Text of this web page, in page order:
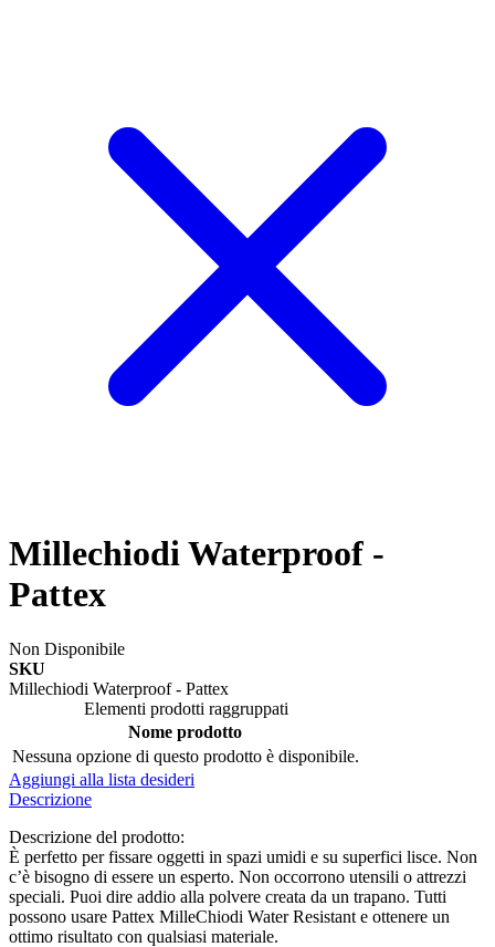
Millechiodi Waterproof -
Pattex
Non Disponibile
SKU
Millechiodi Waterproof - Pattex
Elementi prodotti raggruppati
Nome prodotto
Nessuna opzione di questo prodotto è disponibile.
Aggiungi alla lista desideri
Descrizione
Descrizione del prodotto:
È perfetto per fissare oggetti in spazi umidi e su superfici lisce. Non
c’è bisogno di essere un esperto. Non occorrono utensili o attrezzi
speciali. Puoi dire addio alla polvere creata da un trapano. Tutti
possono usare Pattex MilleChiodi Water Resistant e ottenere un
ottimo risultato con qualsiasi materiale.